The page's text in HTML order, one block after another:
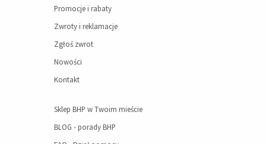
Promocje i rabaty
Zwroty i reklamacje
Zgłoś zwrot
Nowości
Kontakt
Sklep BHP w Twoim mieście
BLOG - porady BHP